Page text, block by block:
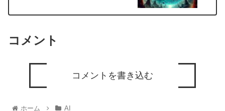
コメント
コメントを書き込む
ホーム AI